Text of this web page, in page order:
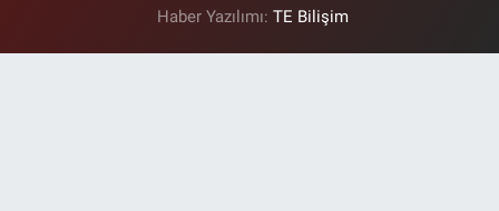
Haber Yazılımı:TE Bilişim